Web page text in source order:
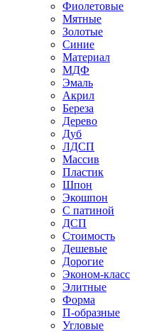
Фиолетовые
Мятные
Золотые
Синие
Материал
МДФ
Эмаль
Акрил
Береза
Дерево
Дуб
ЛДСП
Массив
Пластик
Шпон
Экошпон
С патиной
ДСП
Стоимость
Дешевые
Дорогие
Эконом-класс
Элитные
Форма
П-образные
Угловые